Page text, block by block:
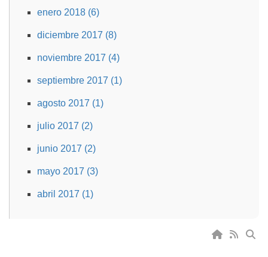
enero 2018 (6)
diciembre 2017 (8)
noviembre 2017 (4)
septiembre 2017 (1)
agosto 2017 (1)
julio 2017 (2)
junio 2017 (2)
mayo 2017 (3)
abril 2017 (1)